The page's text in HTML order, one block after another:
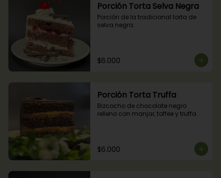
Porción Torta Selva Negra
Porción de la tradicional torta de
selva negra.
$6.000
Porción Torta Truffa
Bizcocho de chocolate negro
relleno con manjar, toffee y truffa.
$6.000